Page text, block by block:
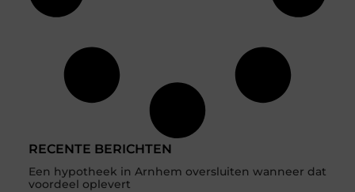
RECENTE BERICHTEN
Een hypotheek in Arnhem oversluiten wanneer dat
voordeel oplevert